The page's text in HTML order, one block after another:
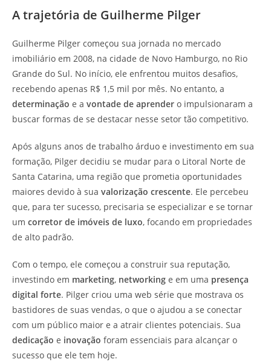
A trajetória de Guilherme Pilger
Guilherme Pilger começou sua jornada no mercado
imobiliário em 2008, na cidade de Novo Hamburgo, no Rio
Grande do Sul. No início, ele enfrentou muitos desafios,
recebendo apenas R$ 1,5 mil por mês. No entanto, a
determinação e a vontade de aprender o impulsionaram a
buscar formas de se destacar nesse setor tão competitivo.
Após alguns anos de trabalho árduo e investimento em sua
formação, Pilger decidiu se mudar para o Litoral Norte de
Santa Catarina, uma região que prometia oportunidades
maiores devido à sua valorização crescente. Ele percebeu
que, para ter sucesso, precisaria se especializar e se tornar
um corretor de imóveis de luxo, focando em propriedades
de alto padrão.
Com o tempo, ele começou a construir sua reputação,
investindo em marketing, networking e em uma presença
digital forte. Pilger criou uma web série que mostrava os
bastidores de suas vendas, o que o ajudou a se conectar
com um público maior e a atrair clientes potenciais. Sua
dedicação e inovação foram essenciais para alcançar o
sucesso que ele tem hoje.